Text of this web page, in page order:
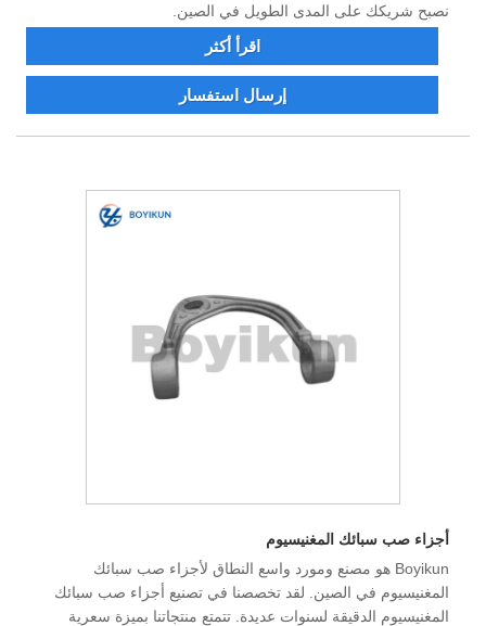
نصبح شريكك على المدى الطويل في الصين.
اقرأ أكثر
إرسال استفسار
أجزاء صب سبائك المغنيسيوم
Boyikun هو مصنع ومورد واسع النطاق لأجزاء صب سبائك
المغنيسيوم في الصين. لقد تخصصنا في تصنيع أجزاء صب سبائك
المغنيسيوم الدقيقة لسنوات عديدة. تتمتع منتجاتنا بميزة سعرية